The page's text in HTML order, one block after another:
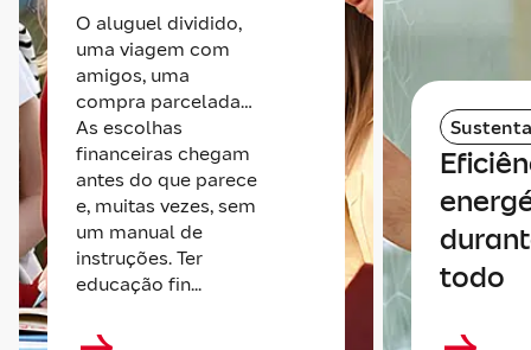
O aluguel dividido,
uma viagem com
amigos, uma
compra parcelada…
As escolhas
financeiras chegam
antes do que parece
e, muitas vezes, sem
um manual de
instruções. Ter
educação fin...
todo